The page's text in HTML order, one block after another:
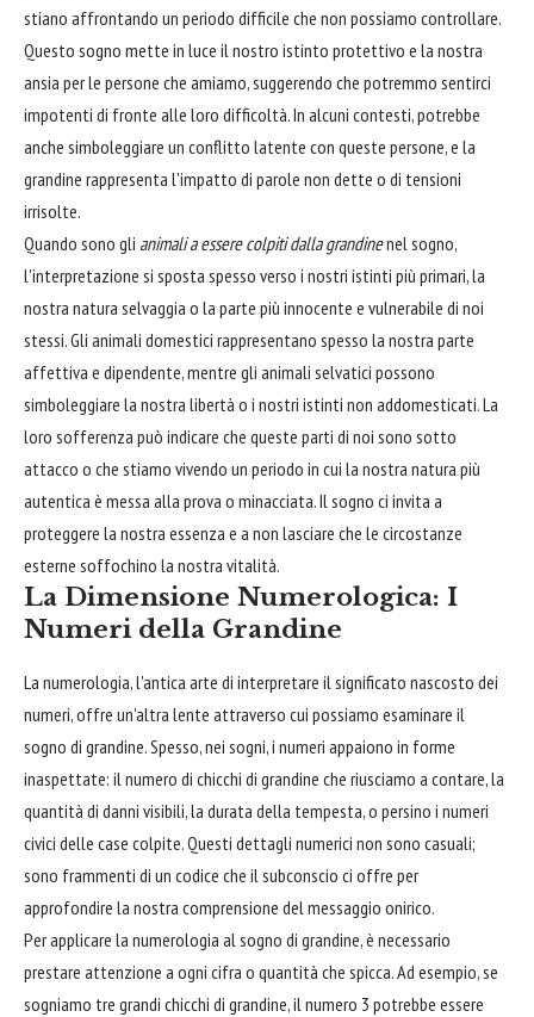
stiano affrontando un periodo difficile che non possiamo controllare.
Questo sogno mette in luce il nostro istinto protettivo e la nostra
ansia per le persone che amiamo, suggerendo che potremmo sentirci
impotenti di fronte alle loro difficoltà. In alcuni contesti, potrebbe
anche simboleggiare un conflitto latente con queste persone, e la
grandine rappresenta l'impatto di parole non dette o di tensioni
irrisolte.
Quando sono gli animali a essere colpiti dalla grandinenel sogno,
l'interpretazione si sposta spesso verso i nostri istinti più primari, la
nostra natura selvaggia o la parte più innocente e vulnerabile di noi
stessi. Gli animali domestici rappresentano spesso la nostra parte
affettiva e dipendente, mentre gli animali selvatici possono
simboleggiare la nostra libertà o i nostri istinti non addomesticati. La
loro sofferenza può indicare che queste parti di noi sono sotto
attacco o che stiamo vivendo un periodo in cui la nostra natura più
autentica è messa alla prova o minacciata. Il sogno ci invita a
proteggere la nostra essenza e a non lasciare che le circostanze
esterne soffochino la nostra vitalità.
La Dimensione Numerologica: I
Numeri della Grandine
La numerologia, l'antica arte di interpretare il significato nascosto dei
numeri, offre un'altra lente attraverso cui possiamo esaminare il
sogno di grandine. Spesso, nei sogni, i numeri appaiono in forme
inaspettate: il numero di chicchi di grandine che riusciamo a contare, la
quantità di danni visibili, la durata della tempesta, o persino i numeri
civici delle case colpite. Questi dettagli numerici non sono casuali;
sono frammenti di un codice che il subconscio ci offre per
approfondire la nostra comprensione del messaggio onirico.
Per applicare la numerologia al sogno di grandine, è necessario
prestare attenzione a ogni cifra o quantità che spicca. Ad esempio, se
sogniamo tre grandi chicchi di grandine, il numero 3 potrebbe essere